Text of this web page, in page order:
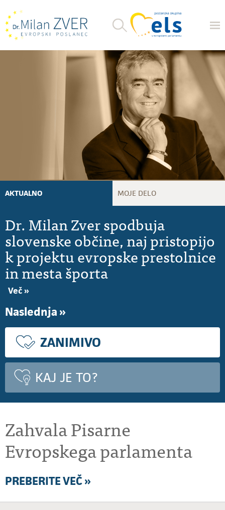
AKTUALNO MOJE DELO
Dr. Milan Zver spodbuja
slovenske občine, naj pristopijo
k projektu evropske prestolnice
in mesta športa
Več »
Naslednja »
ZANIMIVO
KAJ JE TO?
Zahvala Pisarne
Evropskega parlamenta
PREBERITE VEČ »